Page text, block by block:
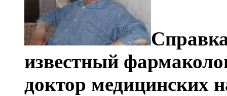
известный
доктор медицинских